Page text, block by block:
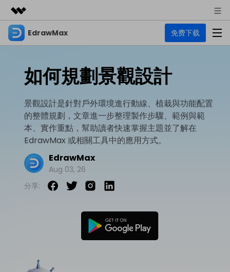
精選產品
實用工具
關於我們
新聞中心
EdrawMax 免费下载
EdrawMax
EdrawMind
EdrawProj
專業的甘特圖工具
圖表
商業用途
流程圖
技術用途
UML
資源
資源範本
EdrawMax 社區
文章内容
教程
EdrawMax 教程 > EdrawMind 教程 >
EdrawMax EdrawMind
如何規劃景觀設計
景觀設計是針對戶外環境進行動線、植栽與功能配置
的整體規劃，文章進一步整理製作步驟、範例與範
本、實作重點，幫助讀者快速掌握主題並了解在
EdrawMax 或相關工具中的應用方式。
EdrawMax
Aug 03, 26
分享: